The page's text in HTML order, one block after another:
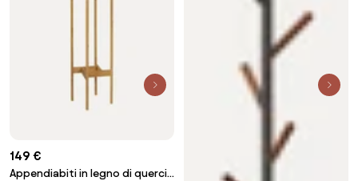
149 €
Appendiabiti in legno di quercia